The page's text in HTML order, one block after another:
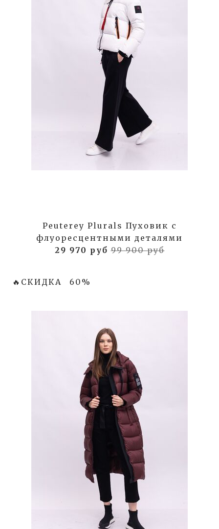
Peuterey Plurals Пуховик с
флуоресцентными деталями
29 970 руб99 900 руб
🔥СКИДКА 60%